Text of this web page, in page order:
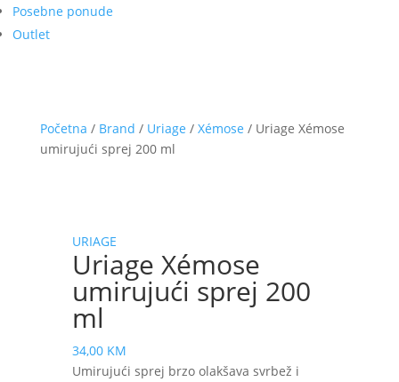
Posebne ponude
Outlet
Početna / Brand / Uriage / Xémose / Uriage Xémose
umirujući sprej 200 ml
URIAGE
Uriage Xémose
umirujući sprej 200
ml
34,00 KM
Umirujući sprej brzo olakšava svrbež i